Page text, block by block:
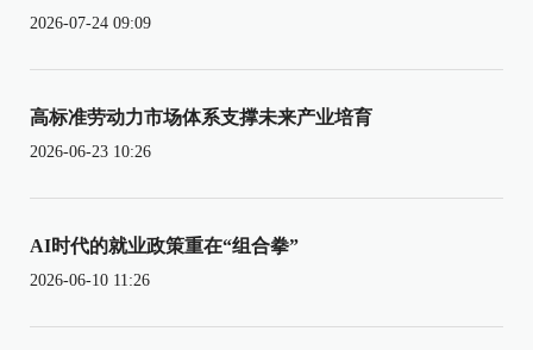
2026-07-24 09:09
高标准劳动力市场体系支撑未来产业培育
2026-06-23 10:26
AI时代的就业政策重在“组合拳”
2026-06-10 11:26